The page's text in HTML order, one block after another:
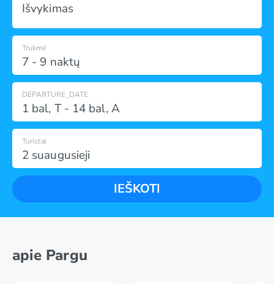
Išvykimas
7 - 9 naktų
Trukmė
DEPARTURE_DATE
1 bal, T- 14 bal, A
2 suaugusieji
Turistai
IEŠKOTI
apie Pargu